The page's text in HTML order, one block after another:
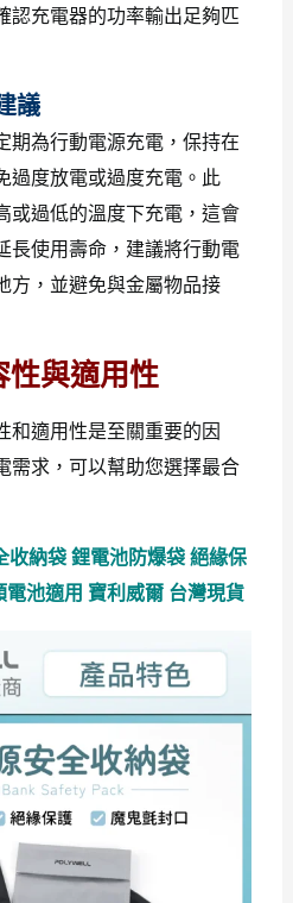
認充電器的功率輸出足夠匹
議
期為行動電源充電，保持在
過度放電或過度充電。此
或過低的溫度下充電，這會
長使用壽命，建議將行動電
方，並避免與金屬物品接
性與適用性
和適用性是至關重要的因
需求，可以幫助您選擇最合
收納袋 鋰電池防爆袋 絕緣保
池適用 寶利威爾 台灣現貨